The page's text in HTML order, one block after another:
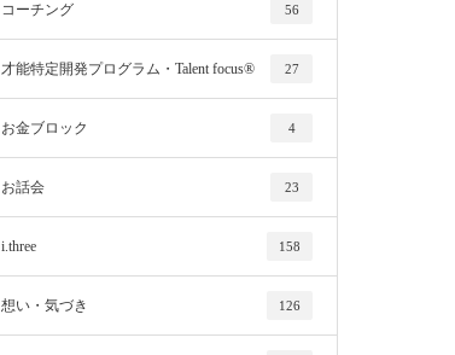
コーチング 56
才能特定開発プログラム・Talent focus® 27
お金ブロック 4
お話会 23
i.three 158
想い・気づき 126